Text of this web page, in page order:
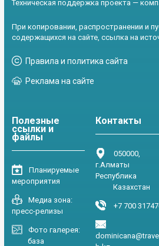
Техническая поддержка проекта —
При копировании, распространении и
содержащихся на сайте, ссылка на
Правила и политика сайта
Реклама на сайте
Полезные
ссылки и
файлы
Планируемые
мероприятия
Медиа зона:
пресс-релизы
Фото галерея:
база
Контакты
050000,
г.Алматы
Республика
Казахстан
+7 700